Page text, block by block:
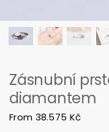
Zásnubní
diamantem
From 38.575 Kč